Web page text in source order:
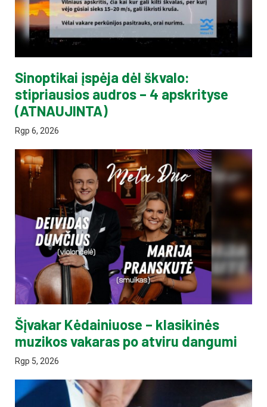
Sinoptikai įspėja dėl škvalo:
stipriausios audros – 4 apskrityse
(ATNAUJINTA)
Rgp 6, 2026
Šįvakar Kėdainiuose – klasikinės
muzikos vakaras po atviru dangumi
Rgp 5, 2026